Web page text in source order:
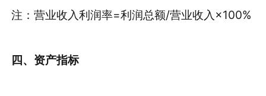
注：营业收入利润率=利润总额/营业收入×100%
四、资产指标